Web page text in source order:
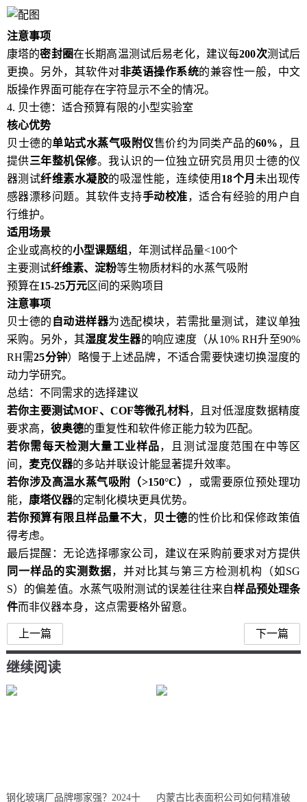
注意事项
康塔的密封圈在长期高温测试后易老化，建议每200次测试后
更换。另外，其软件对非英语操作系统的兼容性一般，中文
版操作界面可能存在字符显示不全的情况。
4. 贝士德：适合预算有限的小型实验室
核心优势
贝士德的单站式水蒸气吸附仪售价约为同类产品的60% ，且
提供三年整机保修。我认识的一位独立研究员用贝士德的仪
器测试纤维素水凝胶的吸湿性能，连续使用 18个月 未出现传
感器漂移问题。其软件支持手动校准，适合有经验的用户自
行维护。
适用场景
企业或高校的小型课题组 ，年测试样品量<100个
主要测试纤维素、淀粉等生物质材料的水蒸气吸附
预算在15-25万元区间的采购项目
注意事项
贝士德的 自动进样器为选配模块，若需批量测试，建议单独
采购。另外，其湿度发生器的响应速度（从10% RH升至90%
RH需25分钟）略慢于上述品牌，不适合需要快速切换湿度的
动力学研究。
总结：不同需求的选择建议
若你主要测试MOF、COF等微孔材料，且对低湿度数据精度
要求高， 彼奥德的重复性和软件修正能力较为匹配。
若你需每天检测大量工业样品，且测试湿度范围在中等区
间， 麦克仪器的多站并联设计能显著提升效率。
若你涉及高温水蒸气吸附（>150°C） ，或需要原位预处理功
能， 康塔仪器的定制化模块更具优势。
若你预算有限且样品量不大， 贝士德的性价比和保修政策值
得考虑。
最后提醒：无论选择哪家公司，建议在采购前要求对方提供
同一样品的实测数据，并对比其与第三方检测机构（如SG
S）的偏差值。水蒸气吸附测试的误差往往来自样品预处理条
件而非仪器本身，这点需要格外留意。
上一篇 下一篇
继续阅读
钢化玻璃厂品牌哪家强？2024十 内蒙古比表面积公司如何精准破